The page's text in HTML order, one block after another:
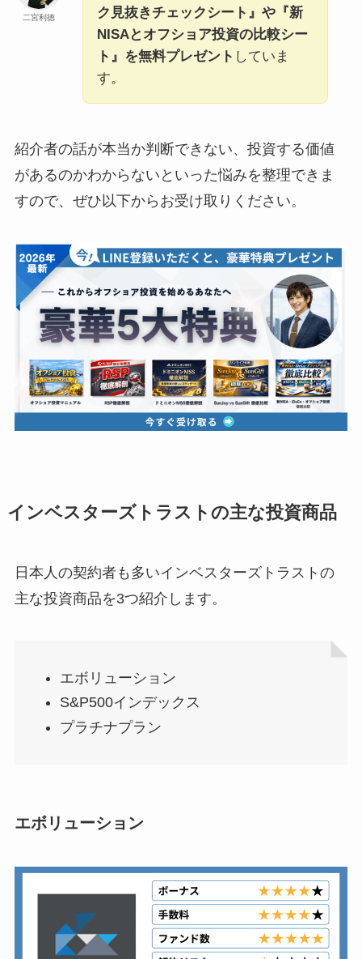
二宮利徳
ク見抜きチェックシート』や『新
NISAとオフショア投資の比較シー
ト』を無料プレゼント していま
す。
紹介者の話が本当か判断できない、投資する価値
があるのかわからないといった悩みを整理できま
すので、ぜひ以下からお受け取りください。
インベスターズトラストの主な投資商品
日本人の契約者も多いインベスターズトラストの
主な投資商品を3つ紹介します。
エボリューション
S&P500インデックス
プラチナプラン
エボリューション